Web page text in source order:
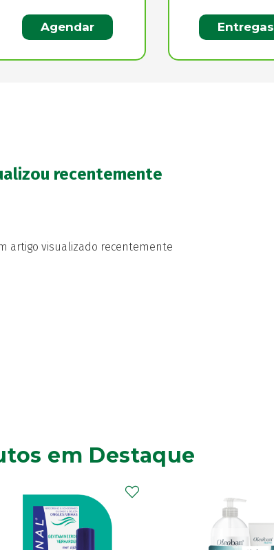
Agendar Entregas
recentemente
artigo visualizado recentemente
em Destaque